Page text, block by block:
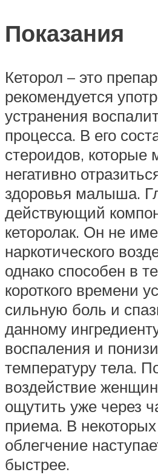
Показания
Кеторол – это
рекомендуется
устранения
процесса. В его
стероидов, которые
негативно
здоровья малыша.
действующий
кеторолак. Он не
наркотического
однако способен в
короткого времени
сильную боль и
данному
воспаления и
температуру тела.
воздействие
ощутить уже через
приема. В
облегчение
быстрее.